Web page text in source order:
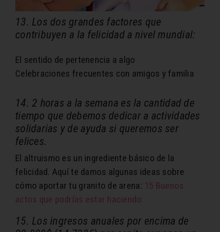
13. Los dos grandes factores que
contribuyen a la felicidad a nivel mundial:
El sentido de pertenencia a algo
Celebraciones frecuentes con amigos y familia
14. 2 horas a la semana es la cantidad de
tiempo que debemos dedicar a actividades
solidarias y de ayuda si queremos ser
felices.
El altruismo es un ingrediente básico de la
felicidad. Aquí te damos algunas ideas sobre
cómo aportar tu granito de arena: 15 Buenos
actos que podrías estar haciendo
15. Los ingresos anuales por encima de